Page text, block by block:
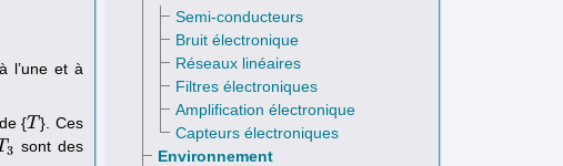
Semi-conducteurs
Bruit électronique
Réseaux linéaires
Filtres électroniques
Amplification électronique
Capteurs électroniques
Environnement
l’une et à
{T
T }. Ces
3
3 sont des